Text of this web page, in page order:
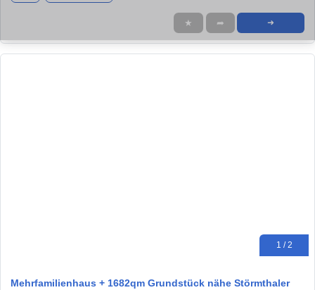
★ ➦ ➜
1 / 2
Mehrfamilienhaus + 1682qm Grundstück nähe Störmthaler